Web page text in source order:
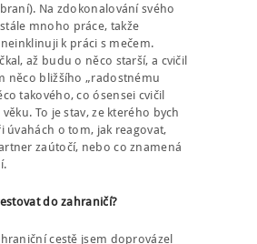
Na zdokonalování svého
mnoho práce, takže
k práci s mečem.
až budu o něco starší, a cvičil
něco bližšího „radostnému
takového, co ósensei cvičil
To je stav, ze kterého bych
úvahách o tom, jak reagovat,
zaútočí, nebo co znamená
do zahraničí?
cestě jsem doprovázel